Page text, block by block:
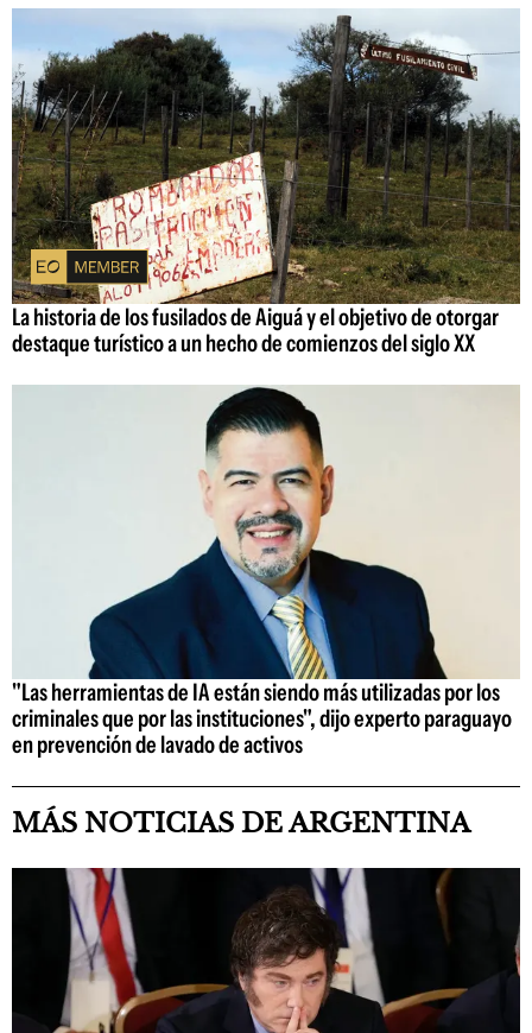
La historia de los fusilados de Aiguá y el objetivo de otorgar
destaque turístico a un hecho de comienzos del siglo XX
"Las herramientas de IA están siendo más utilizadas por los
criminales que por las instituciones", dijo experto paraguayo
en prevención de lavado de activos
MÁS NOTICIAS DE ARGENTINA